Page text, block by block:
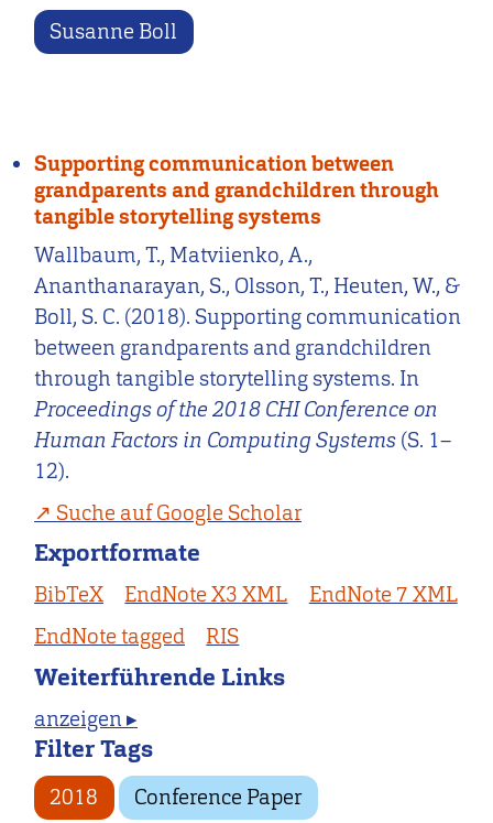
Susanne Boll
Supporting communication between
grandparents and grandchildren through
tangible storytelling systems
Wallbaum, T., Matviienko, A.,
Ananthanarayan, S., Olsson, T., Heuten, W., &
Boll, S. C. (2018). Supporting communication
between grandparents and grandchildren
through tangible storytelling systems. In
Proceedings of the 2018 CHI Conference on
Human Factors in Computing Systems (S. 1–
12).
Suche auf Google Scholar
Exportformate
BibTeX EndNote X3 XML
EndNote 7 XML
EndNote tagged
RIS
Weiterführende Links
anzeigen ▸
Filter Tags
2018 Conference Paper